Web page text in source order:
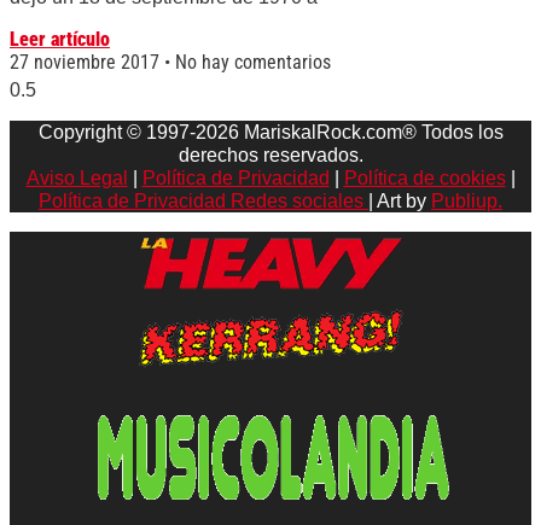
Leer artículo
27 noviembre 2017
No hay comentarios
Copyright © 1997-2026 MariskalRock.com® Todos los
derechos reservados.
Aviso Legal
Política de Privacidad Política de cookies|
Política de Privacidad Redes sociales
| Art by Publiup.